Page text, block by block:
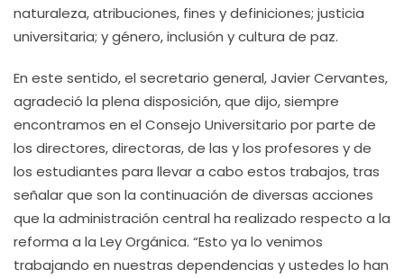
naturaleza, atribuciones, fines y definiciones; justicia
universitaria; y género, inclusión y cultura de paz.
En este sentido, el secretario general, Javier Cervantes,
agradeció la plena disposición, que dijo, siempre
encontramos en el Consejo Universitario por parte de
los directores, directoras, de las y los profesores y de
los estudiantes para llevar a cabo estos trabajos, tras
señalar que son la continuación de diversas acciones
que la administración central ha realizado respecto a la
reforma a la Ley Orgánica. “Esto ya lo venimos
trabajando en nuestras dependencias y ustedes lo han